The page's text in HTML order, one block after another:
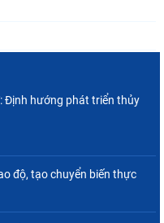
bài toán thích ứng của
giá cá rô phi Trung Quốc
Định hướng phát triển thủy
độ, tạo chuyển biến thực